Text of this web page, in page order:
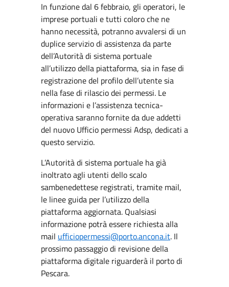
In funzione dal 6 febbraio, gli operatori, le
imprese portuali e tutti coloro che ne
hanno necessità, potranno avvalersi di un
duplice servizio di assistenza da parte
dell’Autorità di sistema portuale
all’utilizzo della piattaforma, sia in fase di
registrazione del profilo dell’utente sia
nella fase di rilascio dei permessi. Le
informazioni e l’assistenza tecnica-
operativa saranno fornite da due addetti
del nuovo Ufficio permessi Adsp, dedicati a
questo servizio.
L’Autorità di sistema portuale ha già
inoltrato agli utenti dello scalo
sambenedettese registrati, tramite mail,
le linee guida per l’utilizzo della
piattaforma aggiornata. Qualsiasi
informazione potrà essere richiesta alla
mail ufficiopermessi@porto.ancona.it. Il
prossimo passaggio di revisione della
piattaforma digitale riguarderà il porto di
Pescara.